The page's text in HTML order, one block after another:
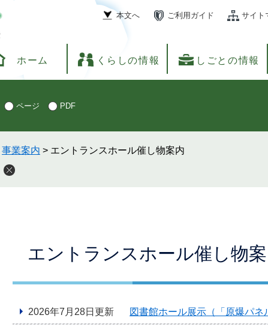
本文へ ご利用ガイド サイト
ホーム くらしの情報 しごとの情報
ページ PDF
事業案内 > エントランスホール催し物案内
エントランスホール催し物
2026年7月28日更新 図書館ホール展示（「原爆パネ